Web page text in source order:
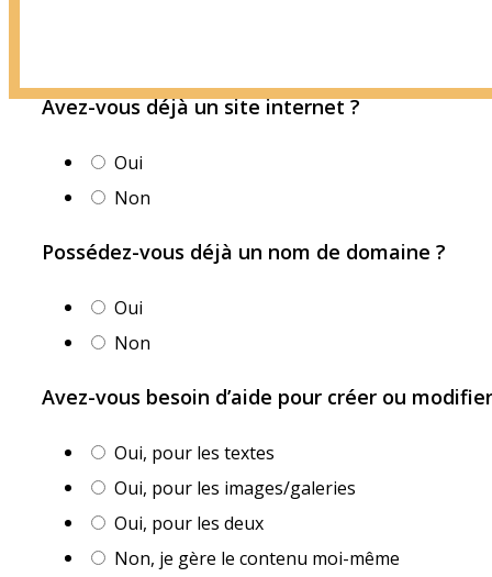
Avez-vous déjà un site internet ?
Oui
Non
Possédez-vous déjà un nom de domaine ?
Oui
Non
Avez-vous besoin d’aide pour créer ou
Oui, pour les textes
Oui, pour les images/galeries
Oui, pour les deux
Non, je gère le contenu moi-même